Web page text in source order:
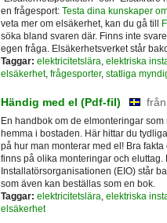
en frågesport: Testa dina kunskaper
veta mer om elsäkerhet, kan du gå till
söka bland svaren där. Finns inte
egen fråga. Elsäkerhetsverket står
Taggar: elektricitetslära elektriska
elsäkerhet, frågesporter, statliga
Händig med el (Pdf-fil)
En handbok om de elmonteringar som
hemma i bostaden. Här hittar du
på hur man monterar med el! Bra
finns på olika monteringar och eluttag.
Installatörsorganisationen (EIO) står
som även kan beställas som en bok.
Taggar: elektricitetslära, elektriska
elsäkerhet